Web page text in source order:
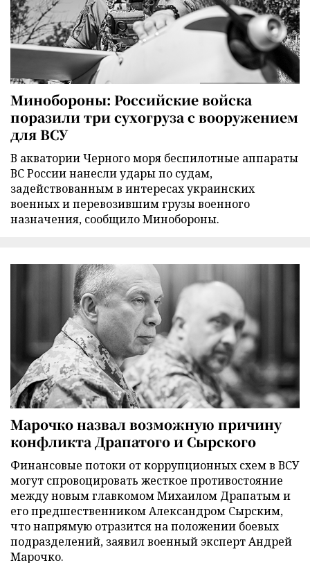
Минобороны: Российские войска
поразили три сухогруза с вооружением
для ВСУ
В акватории Черного моря беспилотные аппараты
ВС России нанесли удары по судам,
задействованным в интересах украинских
военных и перевозившим грузы военного
назначения, сообщило Минобороны.
Марочко назвал возможную причину
конфликта Драпатого и Сырского
Финансовые потоки от коррупционных схем в ВСУ
могут спровоцировать жесткое противостояние
между новым главкомом Михаилом Драпатым и
его предшественником Александром Сырским,
что напрямую отразится на положении боевых
подразделений, заявил военный эксперт Андрей
Марочко.